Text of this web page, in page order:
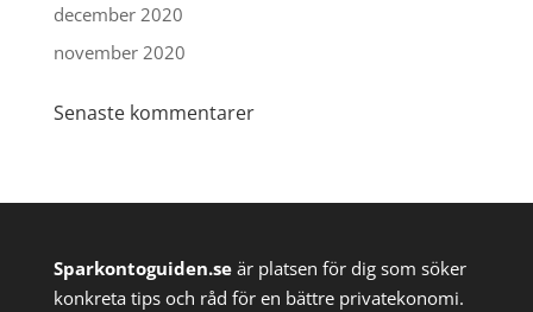
december 2020
november 2020
Senaste kommentarer
Sparkontoguiden.seär platsen för dig som söker
konkreta tips och råd för en bättre privatekonomi.